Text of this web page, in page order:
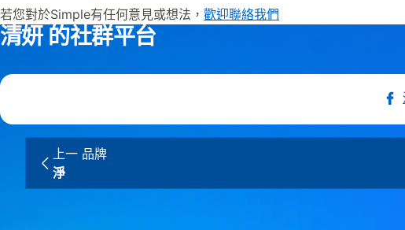
若您對於Simple有任何意見或想法， 歡迎聯絡我們
清妍 的社群平台
上一 品牌
淨